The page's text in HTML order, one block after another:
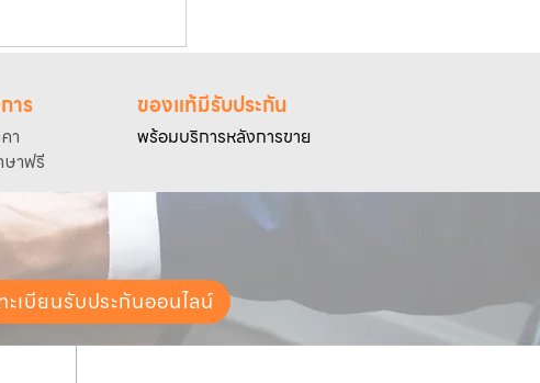
าร
า
าฟรี
ของแท้มีรับประกัน
พร้อมบริการหลังการขาย
ะเบียนรับประกันออนไลน์